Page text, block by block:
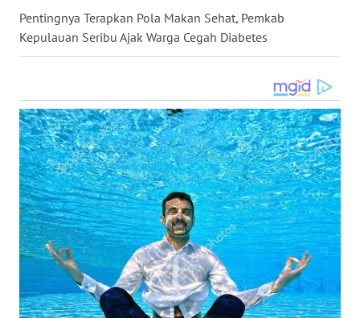
Pentingnya Terapkan Pola Makan Sehat, Pemkab
Kepulauan Seribu Ajak Warga Cegah Diabetes
TOBA
WN
LANGKAT
WN
TAPANULI
SELATAN
WN
TANJUNG
LESUNG